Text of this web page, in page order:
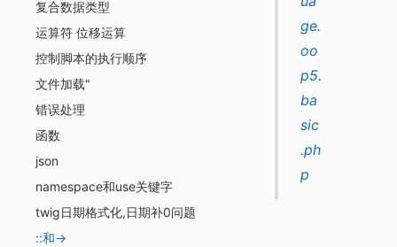
复合数据类型
运算符 位移运算
控制脚本的执行顺序
文件加载"
错误处理
函数
json
namespace和use关键字
twig日期格式化,日期补0问题
::和->
ge.
oo
p5.
ba
sic
.ph
p